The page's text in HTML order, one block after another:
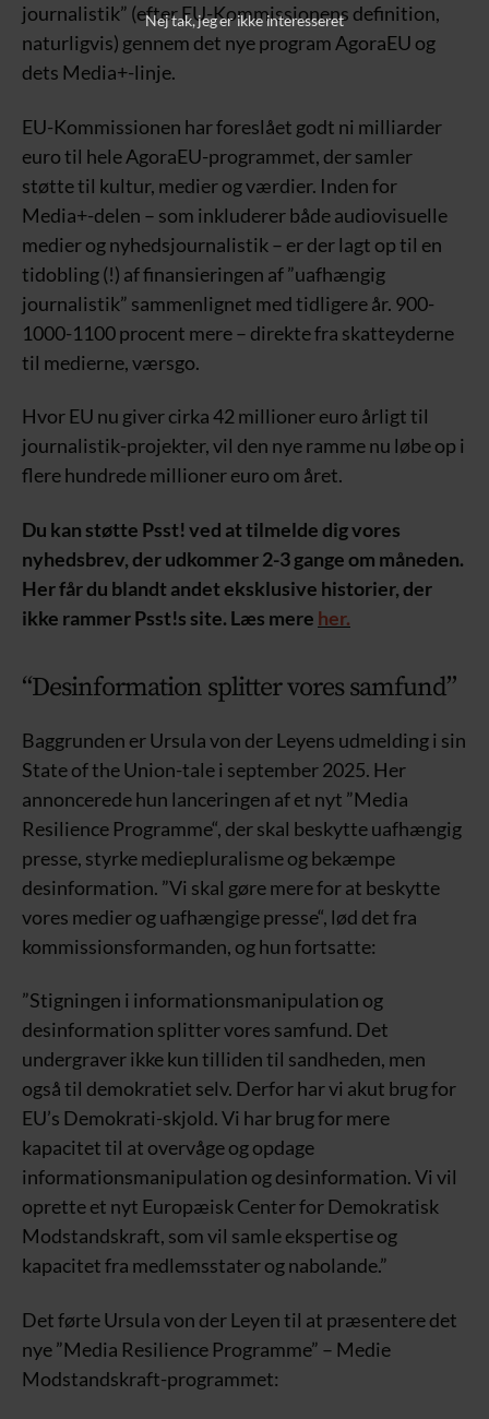
journalistik” (efter EU-Kommissionens definition,
naturligvis) gennem det nye program AgoraEU og
dets Media+-linje.
EU-Kommissionen har foreslået godt ni milliarder
euro til hele AgoraEU-programmet, der samler
støtte til kultur, medier og værdier. Inden for
Media+-delen – som inkluderer både audiovisuelle
medier og nyhedsjournalistik – er der lagt op til en
tidobling (!) af finansieringen af ”uafhængig
journalistik” sammenlignet med tidligere år. 900-
1000-1100 procent mere – direkte fra skatteyderne
til medierne, værsgo.
Hvor EU nu giver cirka 42 millioner euro årligt til
journalistik-projekter, vil den nye ramme nu løbe op i
flere hundrede millioner euro om året.
Du kan støtte Psst! ved at tilmelde dig vores
nyhedsbrev, der udkommer 2-3 gange om måneden.
Her får du blandt andet eksklusive historier, der
ikke rammer Psst!s site. Læs mere her.
“Desinformation splitter vores samfund”
Baggrunden er Ursula von der Leyens udmelding i sin
State of the Union-tale i september 2025. Her
annoncerede hun lanceringen af et nyt ”Media
Resilience Programme“, der skal beskytte uafhængig
presse, styrke mediepluralisme og bekæmpe
desinformation. ”Vi skal gøre mere for at beskytte
vores medier og uafhængige presse“, lød det fra
kommissionsformanden, og hun fortsatte:
”Stigningen i informationsmanipulation og
desinformation splitter vores samfund. Det
undergraver ikke kun tilliden til sandheden, men
også til demokratiet selv. Derfor har vi akut brug for
EU’s Demokrati-skjold. Vi har brug for mere
kapacitet til at overvåge og opdage
informationsmanipulation og desinformation. Vi vil
oprette et nyt Europæisk Center for Demokratisk
Modstandskraft, som vil samle ekspertise og
kapacitet fra medlemsstater og nabolande.”
Det førte Ursula von der Leyen til at præsentere det
nye ”Media Resilience Programme” – Medie
Modstandskraft-programmet:
Nej tak, jeg er ikke interesseret